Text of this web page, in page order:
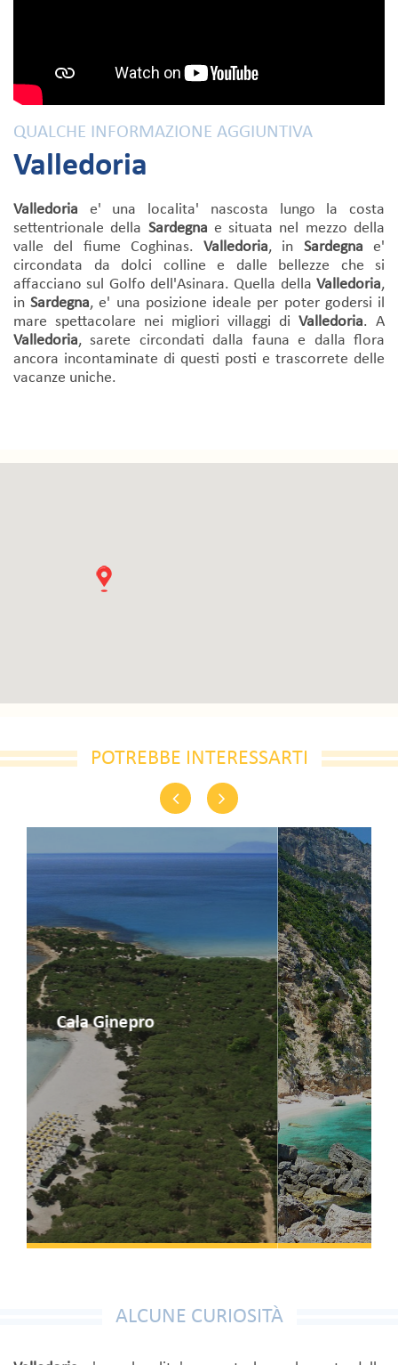
QUALCHE INFORMAZIONE AGGIUNTIVA
Valledoria
Valledoria e' una localita' nascosta lungo la costa
settentrionale della Sardegna e situata nel mezzo della
valle del fiume Coghinas.Valledoria, in Sardegna e'
circondata da dolci colline e dalle bellezze che si
affacciano sul Golfo dell'Asinara. Quella della Valledoria,
inSardegna, e' una posizione ideale per poter godersi il
mare spettacolare nei migliori villaggi di Valledoria. A
Valledoria, sarete circondati dalla fauna e dalla flora
ancora incontaminate di questi posti e trascorrete delle
vacanze uniche.
POTREBBE INTERESSARTI
Cala Gonone
PreviousNext
ALCUNE CURIOSITÀ